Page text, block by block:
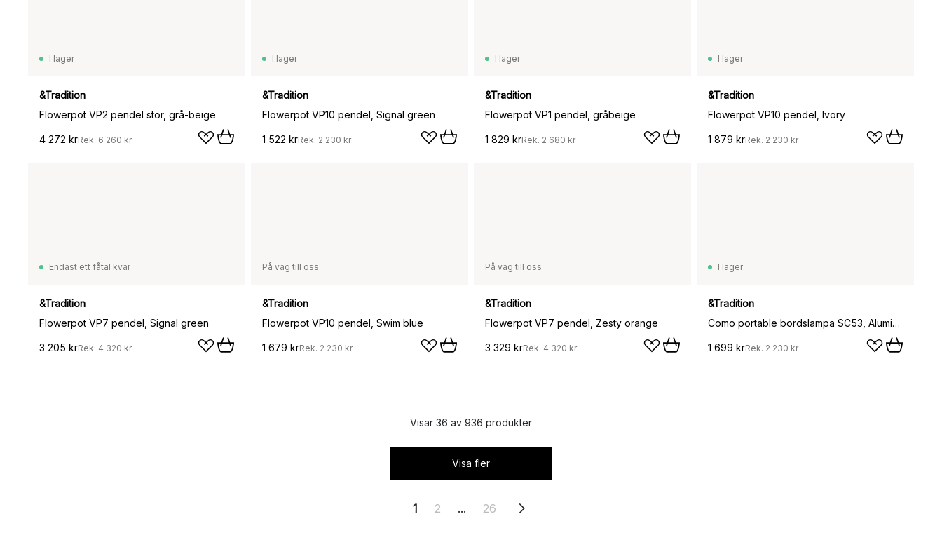
I lager
&Tradition
Flowerpot VP2 pendel stor, grå-beige
4 272 krRek. 6 260 kr
I lager
&Tradition
Flowerpot VP10 pendel, Signal green
1 522 krRek. 2 230 kr
I lager
&Tradition
Flowerpot VP1 pendel, gråbeige
1 829 krRek. 2 680 kr
I lager
&Tradition
Flowerpot VP10 pendel, Ivory
1 879 krRek. 2 230 kr
Endast ett fåtal kvar
&Tradition
Flowerpot VP7 pendel, Signal green
3 205 krRek. 4 320 kr
På väg till oss
&Tradition
Flowerpot VP10 pendel, Swim blue
1 679 krRek. 2 230 kr
På väg till oss
&Tradition
Flowerpot VP7 pendel, Zesty orange
3 329 krRek. 4 320 kr
I lager
&Tradition
Como portable bordslampa SC53, Aluminium
1 699 krRek. 2 230 kr
Visar 36 av 936 produkter
Visa fler
1 2 ... 26